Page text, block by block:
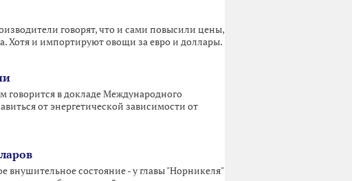
говорят, что и сами повысили цены,
Хотя и импортируют овощи за евро и доллары.
говорится в докладе Международного
от энергетической зависимости от
внушительное состояние - у главы "Норникеля"